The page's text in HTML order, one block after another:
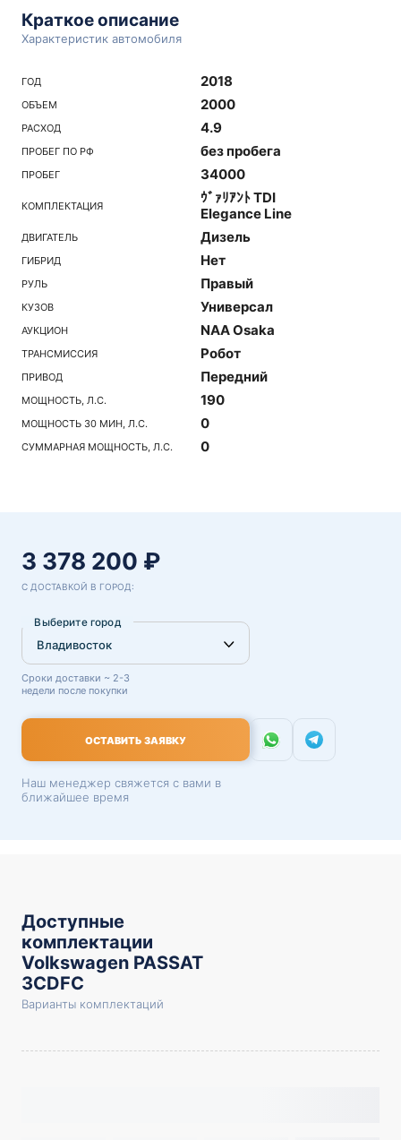
Краткое описание
Характеристик автомобиля
ГОД 2018
ОБЪЕМ 2000
РАСХОД 4.9
ПРОБЕГ ПО РФ без пробега
ПРОБЕГ 34000
КОМПЛЕКТАЦИЯ
ｳﾞｧﾘｱﾝﾄ TDI
Elegance Line
ДВИГАТЕЛЬ Дизель
ГИБРИД Нет
РУЛЬ Правый
КУЗОВ Универсал
АУКЦИОН NAA Osaka
ТРАНСМИССИЯ Робот
ПРИВОД Передний
МОЩНОСТЬ, Л.С. 190
МОЩНОСТЬ 30 МИН, Л.С. 0
СУММАРНАЯ МОЩНОСТЬ, Л.С. 0
3 378 200 ₽
С ДОСТАВКОЙ В ГОРОД:
Выберите город
Сроки доставки ~ 2-3
недели после покупки
ОСТАВИТЬ ЗАЯВКУ
Наш менеджер свяжется с вами в
ближайшее время
Доступные
комплектации
Volkswagen PASSAT
3CDFC
Варианты комплектаций